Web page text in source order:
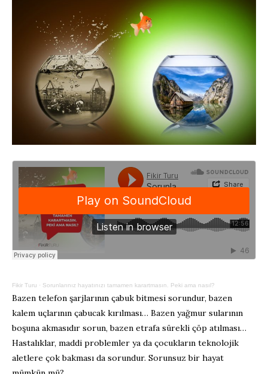
Fikir Turu · Sorunlarınız hayatınızı tamamen karartmasın. Peki ama nasıl?
Bazen telefon şarjlarının çabuk bitmesi sorundur, bazen
kalem uçlarının çabucak kırılması… Bazen yağmur sularının
boşuna akmasıdır sorun, bazen etrafa sürekli çöp atılması…
Hastalıklar, maddi problemler ya da çocukların teknolojik
aletlere çok bakması da sorundur. Sorunsuz bir hayat